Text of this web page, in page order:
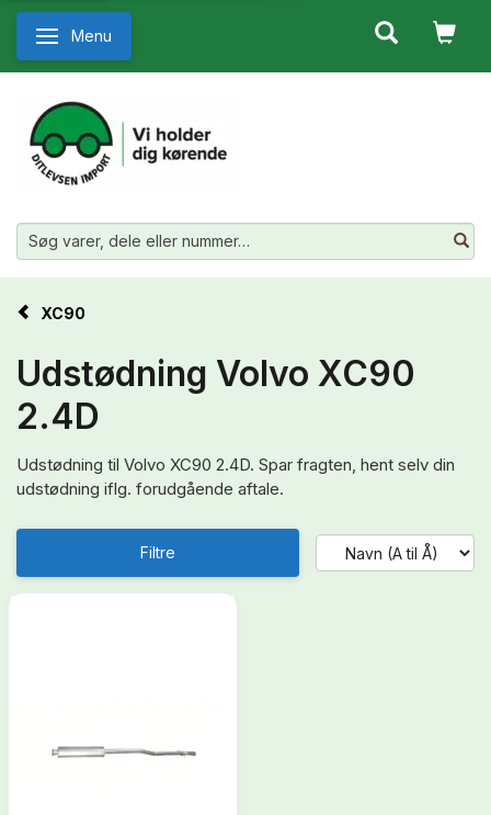
Skifte navigation
Menu
XC90
Udstødning Volvo XC90
2.4D
Udstødning til Volvo XC90 2.4D. Spar fragten, hent selv din
udstødning iflg. forudgående aftale.
Filtre